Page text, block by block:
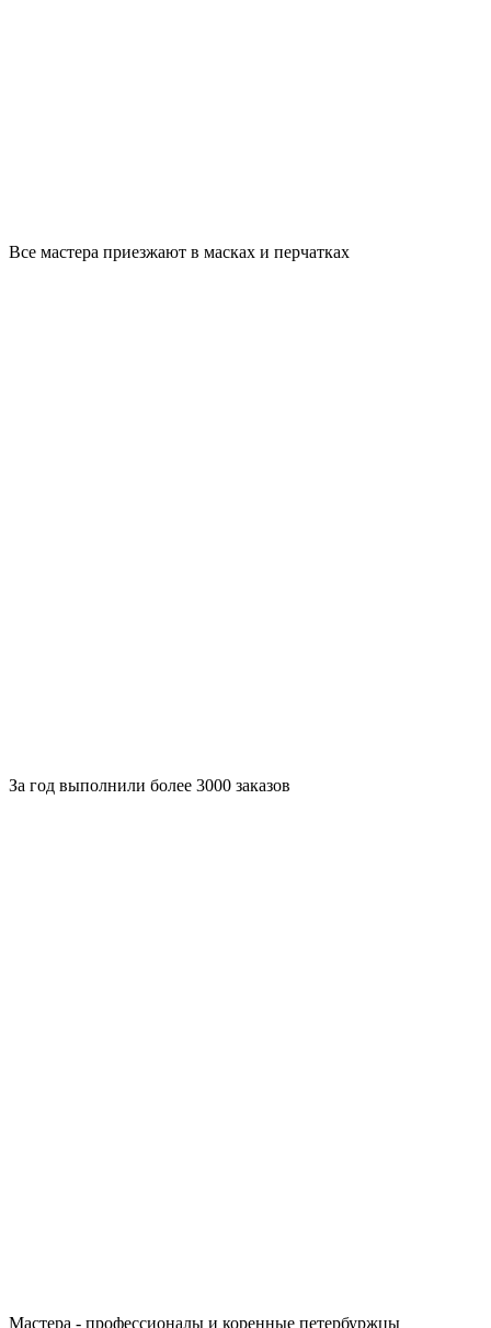
Все мастера приезжают в масках и перчатках
За год выполнили более 3000 заказов
Мастера - профессионалы и коренные петербуржцы